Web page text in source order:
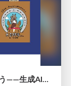
そこに3びきプロダクトがいるじゃろう——生成AI時代における“価値が届かない理由”の構造